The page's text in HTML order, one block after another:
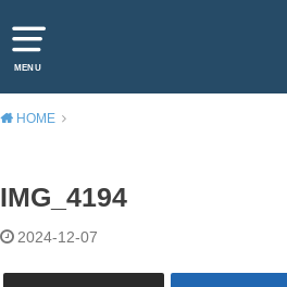
MENU
HOME
IMG_4194
2024-12-07